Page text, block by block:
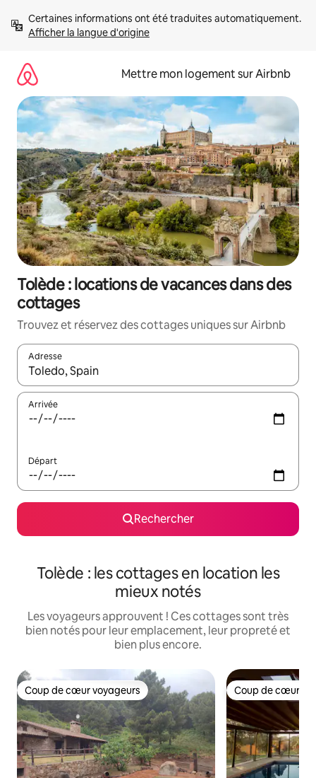
directement
Afficher la langue d'origine
Mettre mon logement sur Airbnb
Tolède : locations de vacances dans des
cottages
Trouvez et réservez des cottages uniques sur Airbnb
Adresse
Lorsque les résultats s'affichent, utilisez les flèches vers le
Arrivée
Départ
Rechercher
Tolède : les cottages en location les
mieux notés
Les voyageurs approuvent ! Ces cottages sont très
bien notés pour leur emplacement, leur propreté et
bien plus encore.
Coup de cœur voyageurs
Coup de cœur voyageurs Coup de cœur
Coup de cœur